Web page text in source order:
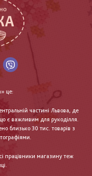
це:
частині Львова, де
є важливим для рукоділля.
близько 30 тис. товарів з
працівники магазину теж